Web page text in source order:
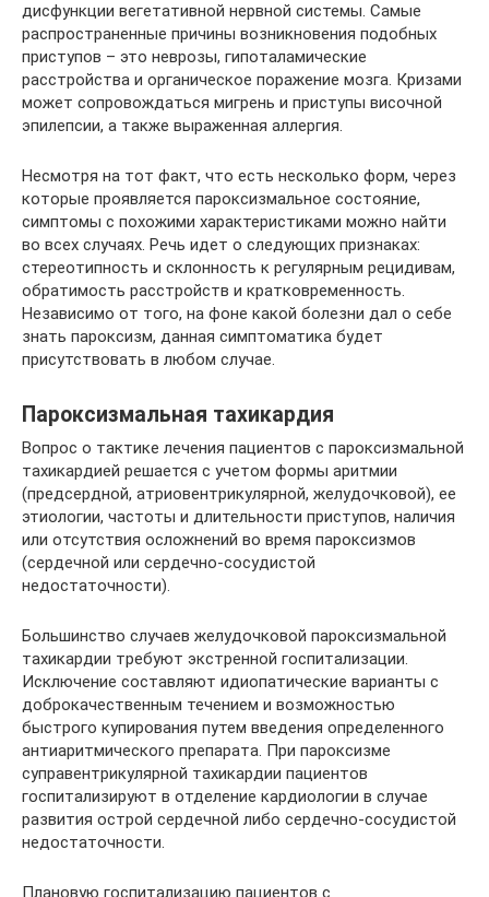
дисфункции вегетативной нервной системы. Самые
распространенные причины возникновения подобных
приступов – это неврозы, гипоталамические
расстройства и органическое поражение мозга. Кризами
может сопровождаться мигрень и приступы височной
эпилепсии, а также выраженная аллергия.
Несмотря на тот факт, что есть несколько форм, через
которые проявляется пароксизмальное состояние,
симптомы с похожими характеристиками можно найти
во всех случаях. Речь идет о следующих признаках:
стереотипность и склонность к регулярным рецидивам,
обратимость расстройств и кратковременность.
Независимо от того, на фоне какой болезни дал о себе
знать пароксизм, данная симптоматика будет
присутствовать в любом случае.
Пароксизмальная тахикардия
Вопрос о тактике лечения пациентов с пароксизмальной
тахикардией решается с учетом формы аритмии
(предсердной, атриовентрикулярной, желудочковой), ее
этиологии, частоты и длительности приступов, наличия
или отсутствия осложнений во время пароксизмов
(сердечной или сердечно-сосудистой
недостаточности).
Большинство случаев желудочковой пароксизмальной
тахикардии требуют экстренной госпитализации.
Исключение составляют идиопатические варианты с
доброкачественным течением и возможностью
быстрого купирования путем введения определенного
антиаритмического препарата. При пароксизме
суправентрикулярной тахикардии пациентов
госпитализируют в отделение кардиологии в случае
развития острой сердечной либо сердечно-сосудистой
недостаточности.
Плановую госпитализацию пациентов с